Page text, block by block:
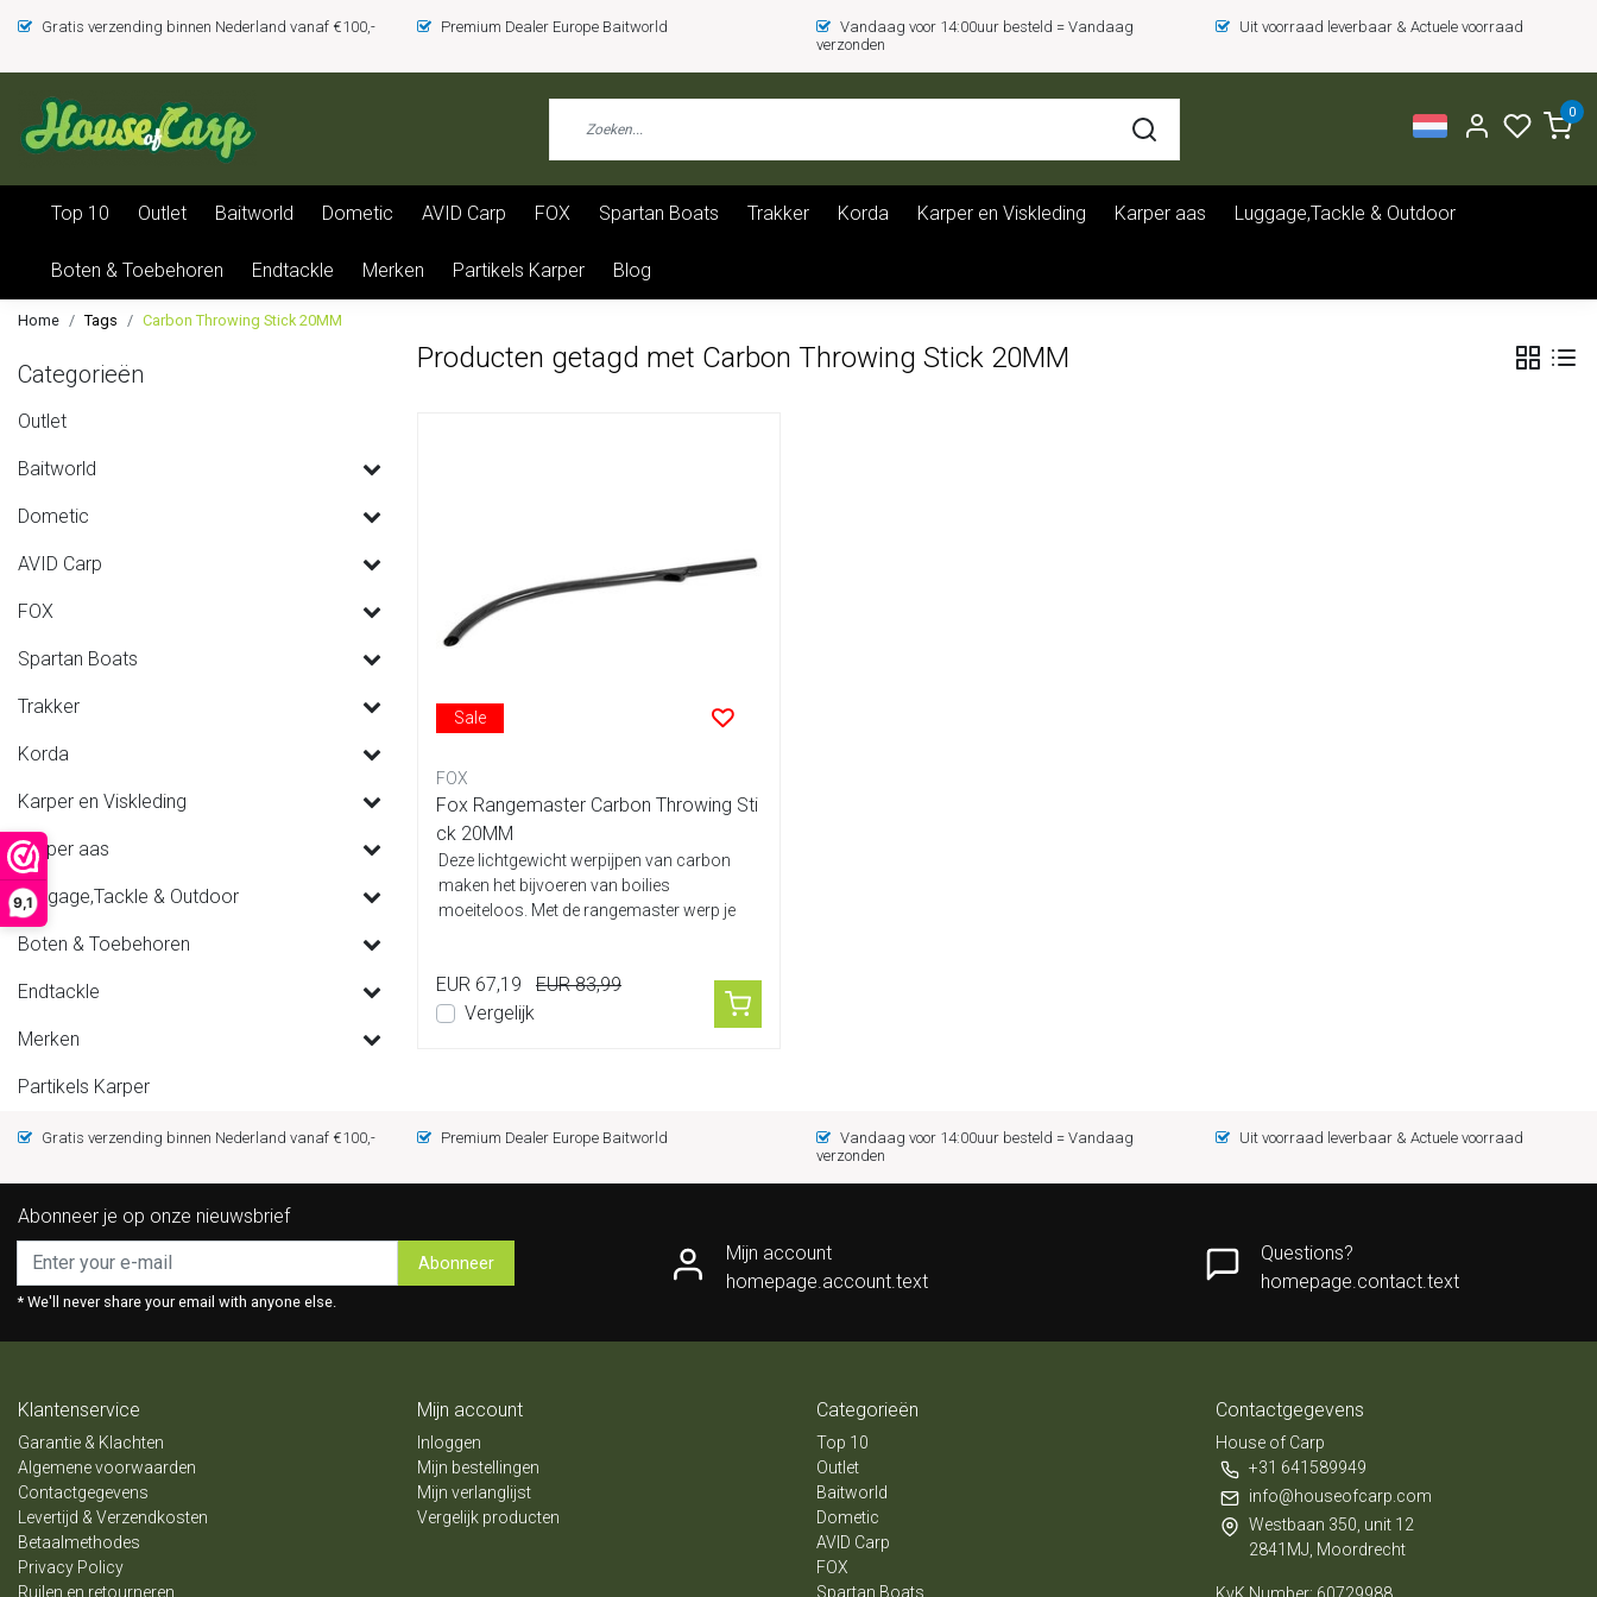
9,1
Gratis verzending binnen Nederland vanaf €100,- Premium Dealer Europe Baitworld
Vandaag voor 14:00uur besteld = Vandaag
verzonden
Uit voorraad leverbaar & Actuele voorraad
0
Top 10 Outlet Baitworld Dometic AVID Carp FOX Spartan Boats Trakker Korda Karper en Viskleding Karper aas Luggage,Tackle & Outdoor
Boten & Toebehoren Endtackle Merken Partikels Karper Blog
Home Tags Carbon Throwing Stick 20MM
Categorieën
Outlet
Baitworld
Dometic
AVID Carp
FOX
Spartan Boats
Trakker
Korda
Karper en Viskleding
Karper aas
Luggage,Tackle & Outdoor
Boten & Toebehoren
Endtackle
Merken
Partikels Karper
Producten getagd met Carbon Throwing Stick 20MM
Sale
FOX
Fox Rangemaster Carbon Throwing Sti
ck 20MM
Deze lichtgewicht werpijpen van carbon
maken het bijvoeren van boilies
moeiteloos. Met de rangemaster werp je
EUR 67,19
EUR 83,99
Vergelijk
Gratis verzending binnen Nederland vanaf €100,- Premium Dealer Europe Baitworld
Vandaag voor 14:00uur besteld = Vandaag
verzonden
Uit voorraad leverbaar & Actuele voorraad
Abonneer je op onze nieuwsbrief
Abonneer
* We'll never share your email with anyone else.
Mijn account
homepage.account.text
Questions?
homepage.contact.text
Klantenservice
Garantie & Klachten
Algemene voorwaarden
Contactgegevens
Levertijd & Verzendkosten
Betaalmethodes
Privacy Policy
Ruilen en retourneren
Mijn account
Inloggen
Mijn bestellingen
Mijn verlanglijst
Vergelijk producten
Categorieën
Top 10
Outlet
Baitworld
Dometic
AVID Carp
FOX
Spartan Boats
Contactgegevens
House of Carp
+31 641589949
info@houseofcarp.com
Westbaan 350, unit 12
2841MJ, Moordrecht